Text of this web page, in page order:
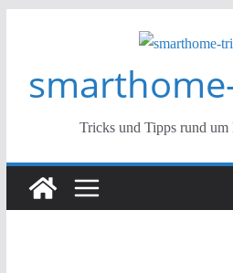
Tricks und Tipps rund um